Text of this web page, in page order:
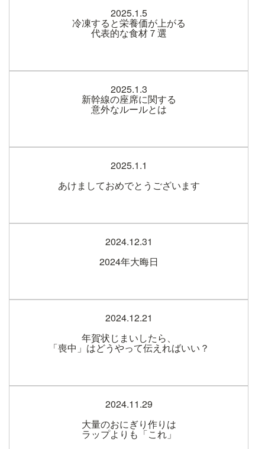
2025.1.5
冷凍すると栄養価が上がる
代表的な食材７選
2025.1.3
新幹線の座席に関する
意外なルールとは
2025.1.1
あけましておめでとうございます
2024.12.31
2024年大晦日
2024.12.21
年賀状じまいしたら、
「喪中」はどうやって伝えればいい？
2024.11.29
大量のおにぎり作りは
ラップよりも「これ」